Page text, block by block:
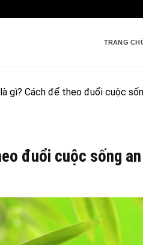
TRANG
gì? Cách để theo đuổi cuộc
đuổi cuộc sống